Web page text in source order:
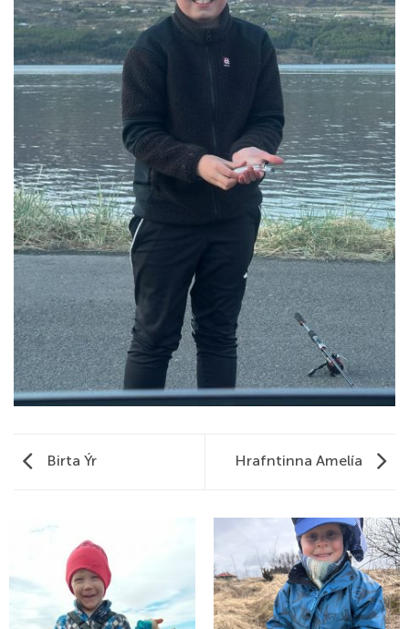
Birta Ýr Hrafntinna Amelía